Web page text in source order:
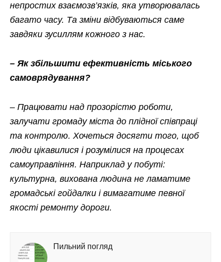
непростих взаємозв’язків, яка утворювалась
багато часу. Та зміни відбуваються саме
завдяки зусиллям кожного з нас.
– Як збільшити ефективність міського
самоврядування?
– Працювати над прозорістю роботи,
залучати громаду міста до плідної співпраці
та контролю. Хочеться досягти того, щоб
люди цікавилися і розумілися на процесах
самоуправління. Наприклад у побуті:
культурна, вихована людина не ламатиме
громадські гойдалки і вимагатиме певної
якості ремонту дороги.
Пильний погляд